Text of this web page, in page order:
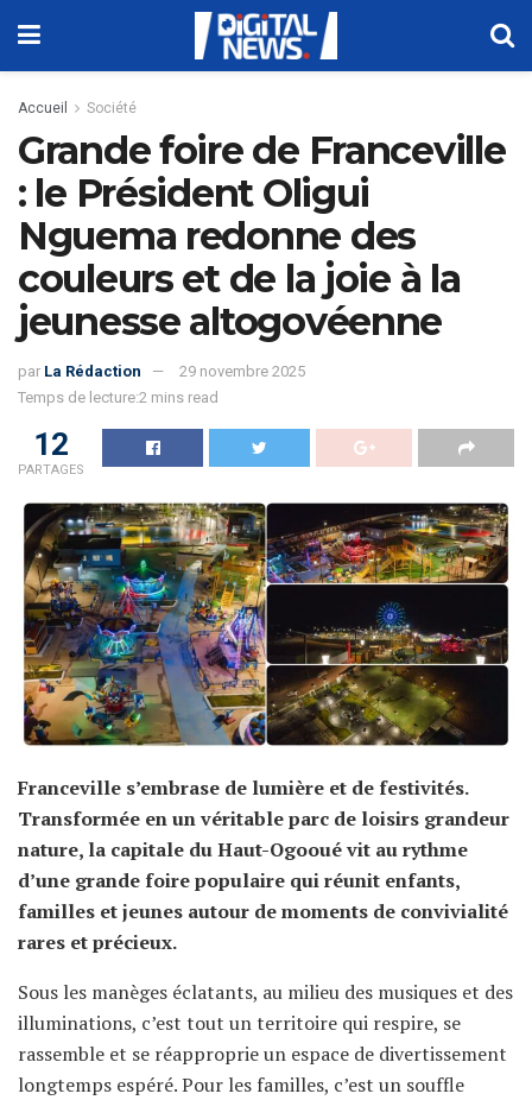
Accueil Société
Grande foire de Franceville
: le Président Oligui
Nguema redonne des
couleurs et de la joie à la
jeunesse altogovéenne
par La Rédaction
29 novembre 2025
Temps de lecture:2 mins read
12
PARTAGES
Franceville s’embrase de lumière et de festivités.
Transformée en un véritable parc de loisirs grandeur
nature, la capitale du Haut-Ogooué vit au rythme
d’une grande foire populaire qui réunit enfants,
familles et jeunes autour de moments de convivialité
rares et précieux.
Sous les manèges éclatants, au milieu des musiques et des
illuminations, c’est tout un territoire qui respire, se
rassemble et se réapproprie un espace de divertissement
longtemps espéré. Pour les familles, c’est un souffle